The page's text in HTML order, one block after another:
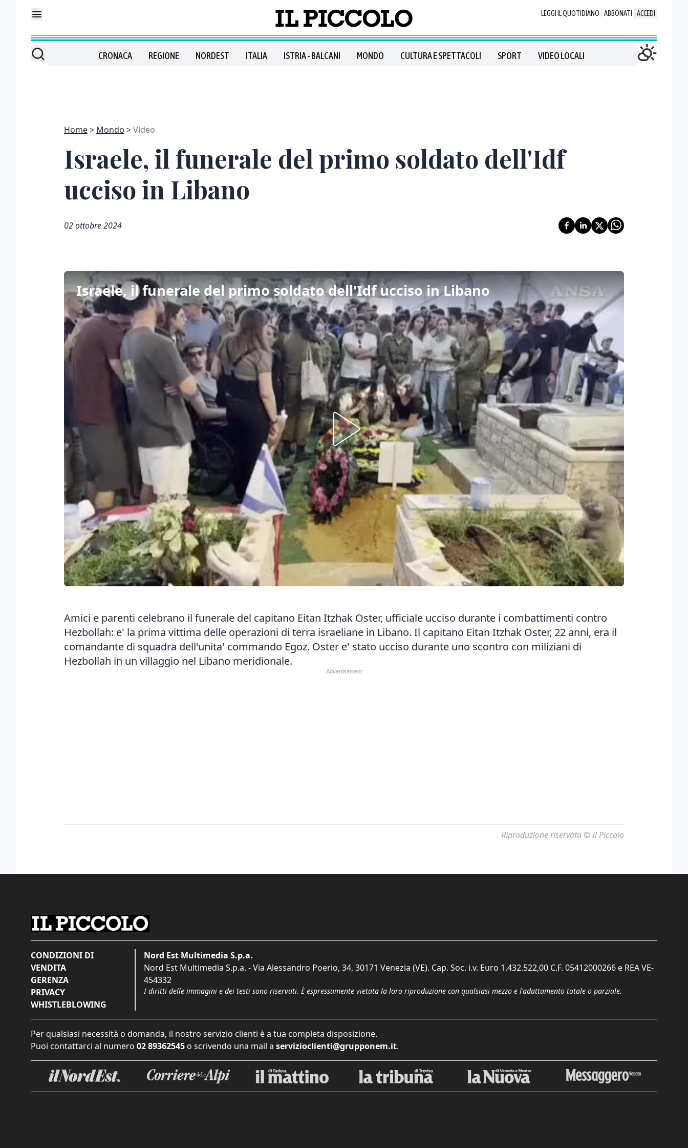
LEGGI IL QUOTIDIANO ABBONATI ACCEDI
CRONACA REGIONE NORDEST ITALIA ISTRIA - BALCANI MONDO CULTURA E SPETTACOLI SPORT VIDEO LOCALI
Home Mondo Video
Israele, il funerale del primo soldato dell'Idf
ucciso in Libano
02 ottobre 2024
Israele, il funerale del primo soldato dell'Idf ucciso in Libano
Amici e parenti celebrano il funerale del capitano Eitan Itzhak Oster, ufficiale ucciso durante i combattimenti contro
Hezbollah: e' la prima vittima delle operazioni di terra israeliane in Libano. Il capitano Eitan Itzhak Oster, 22 anni, era il
comandante di squadra dell'unita' commando Egoz. Oster e' stato ucciso durante uno scontro con miliziani di
Hezbollah in un villaggio nel Libano meridionale.
Riproduzione riservata © Il Piccolo
CONDIZIONI DI
VENDITA
GERENZA
PRIVACY
WHISTLEBLOWING
Nord Est Multimedia S.p.a.
Nord Est Multimedia S.p.a. - Via Alessandro Poerio, 34, 30171 Venezia (VE). Cap. Soc. i.v. Euro 1.432.522,00 C.F. 05412000266 e REA VE-
454332
I diritti delle immagini e dei testi sono riservati. È espressamente vietata la loro riproduzione con qualsiasi mezzo e l'adattamento totale o parziale.
Per qualsiasi necessità o domanda, il nostro servizio clienti è a tua completa disposizione.
Puoi contattarci al numero 02 89362545 o scrivendo una mail a servizioclienti@grupponem.it.